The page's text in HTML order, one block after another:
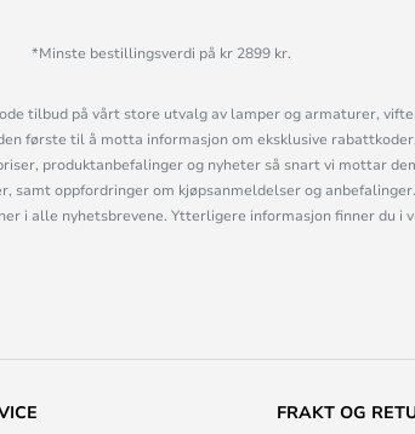
*Minste bestillingsverdi på kr 2899 kr.
tilbud på vårt store utvalg av lamper og armaturer,
første til å motta informasjon om eksklusive
produktanbefalinger og nyheter så snart vi mottar
samt oppfordringer om kjøpsanmeldelser og
i alle nyhetsbrevene. Ytterligere informasjon finner du i
FRAKT OG